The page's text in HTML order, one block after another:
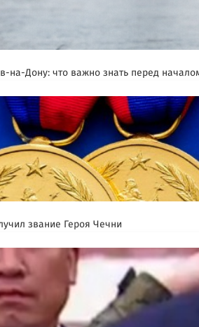
на-Дону: что важно знать перед
звание Героя Чечни